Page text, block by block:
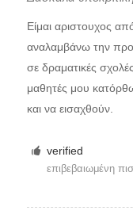
Είμαι αριστουχος
αναλαμβάνω την
σε δραματικές
μαθητές μου
και να εισαχθούν.
verified
επιβεβαιωμένη